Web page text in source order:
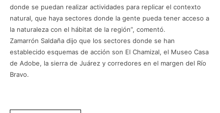
donde se puedan realizar actividades para replicar el contexto
natural, que haya sectores donde la gente pueda tener acceso a
la naturaleza con el hábitat de la región”, comentó.
Zamarrón Saldaña dijo que los sectores donde se han
establecido esquemas de acción son El Chamizal, el Museo Casa
de Adobe, la sierra de Juárez y corredores en el margen del Río
Bravo.